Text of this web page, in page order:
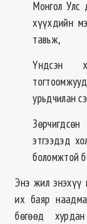
Монгол Улс
хүүхдийн
тавьж,
Үндсэн
урьдчилан
этгээдэд
боломжтой
Энэ жил энэхүү
их баяр
бөгөөд